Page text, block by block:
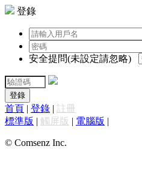
登錄
安全提問(未設定請忽略)
登錄
首頁 | 登錄 | 註冊
標準版 | 觸屏版 | 電腦版 |
© Comsenz Inc.